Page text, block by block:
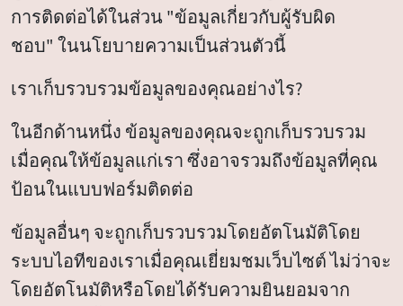
การติดต่อได้ในส่วน "ข้อมูลเกี่ยวกับผู้รับผิด
ชอบ" ในนโยบายความเป็นส่วนตัวนี้
เราเก็บรวบรวมข้อมูลของคุณอย่างไร?
ในอีกด้านหนึ่ง ข้อมูลของคุณจะถูกเก็บรวบรวม
เมื่อคุณให้ข้อมูลแก่เรา ซึ่งอาจรวมถึงข้อมูลที่คุณ
ป้อนในแบบฟอร์มติดต่อ
ข้อมูลอื่นๆ จะถูกเก็บรวบรวมโดยอัตโนมัติโดย
ระบบไอทีของเราเมื่อคุณเยี่ยมชมเว็บไซต์ ไม่ว่าจะ
โดยอัตโนมัติหรือโดยได้รับความยินยอมจาก